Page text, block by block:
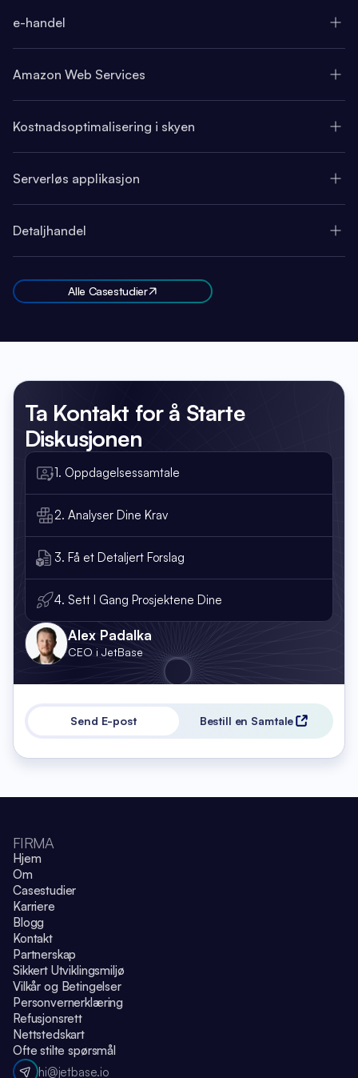
e-handel
Amazon Web Services
Kostnadsoptimalisering i skyen
Serverløs applikasjon
Detaljhandel
Alle Casestudier
Ta Kontakt for å Starte
Diskusjonen
1. Oppdagelsessamtale
2. Analyser Dine Krav
3. Få et Detaljert Forslag
4. Sett I Gang Prosjektene Dine
Alex Padalka
CEO i JetBase
Send E-post Bestill en Samtale
FIRMA
Hjem
Om
Casestudier
Karriere
Blogg
Kontakt
Partnerskap
Sikkert Utviklingsmiljø
Vilkår og Betingelser
Personvernerklæring
Refusjonsrett
Nettstedskart
Ofte stilte spørsmål
hi@jetbase.io